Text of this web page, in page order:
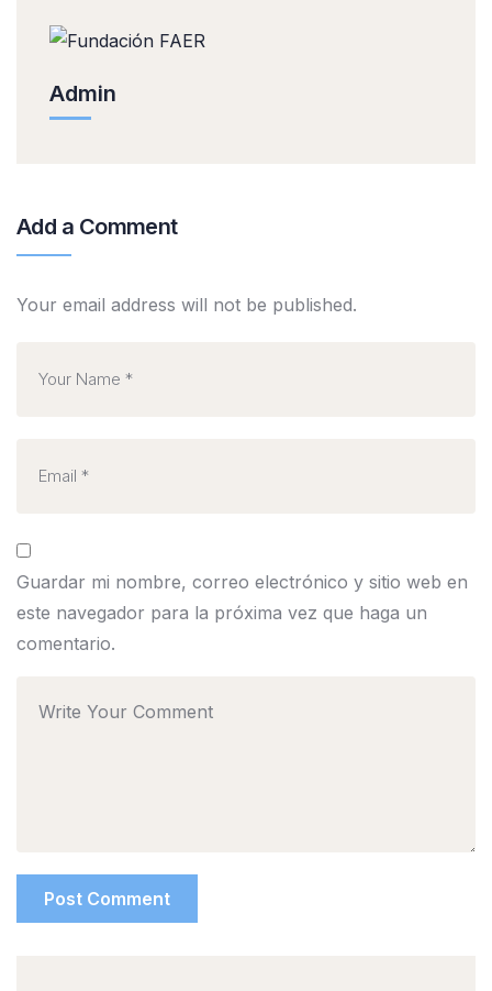
Admin
Add a Comment
Your email address will not be published.
Guardar mi nombre, correo electrónico y sitio web en
este navegador para la próxima vez que haga un
comentario.